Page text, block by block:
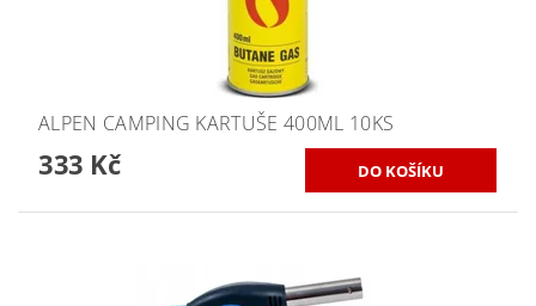
ALPEN CAMPING KARTUŠE 400ML 10KS
333 Kč